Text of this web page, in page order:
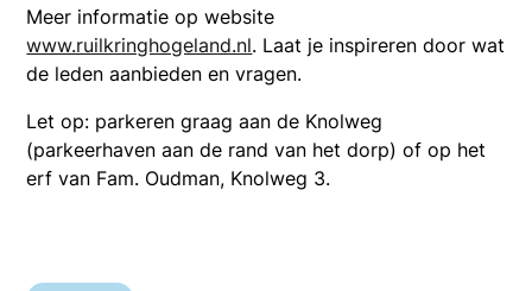
Meer informatie op website
www.ruilkringhogeland.nl. Laat je inspireren door wat
de leden aanbieden en vragen.
Let op: parkeren graag aan de Knolweg
(parkeerhaven aan de rand van het dorp) of op het
erf van Fam. Oudman, Knolweg 3.